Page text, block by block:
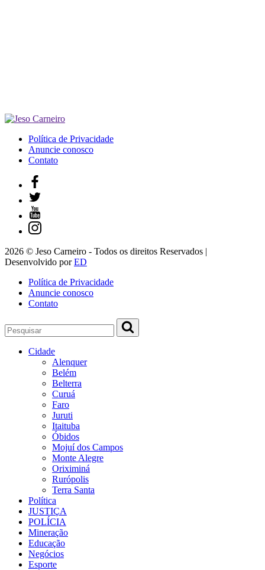
Política de Privacidade
Anuncie conosco
Contato
2026 © Jeso Carneiro - Todos os direitos Reservados |
Desenvolvido porED
Política de Privacidade
Anuncie conosco
Contato
Cidade
Alenquer
Belém
Belterra
Curuá
Faro
Juruti
Itaituba
Óbidos
Mojuí dos Campos
Monte Alegre
Oriximiná
Rurópolis
Terra Santa
Política
JUSTIÇA
POLÍCIA
Mineração
Educação
Negócios
Esporte